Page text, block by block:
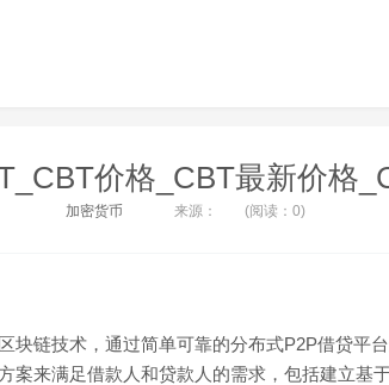
价格_CBT最新价格
加密货币 来源： (阅读：0)
块链技术，通过简单可靠的分布式P2P借贷平
案来满足借款人和贷款人的需求，包括建立基